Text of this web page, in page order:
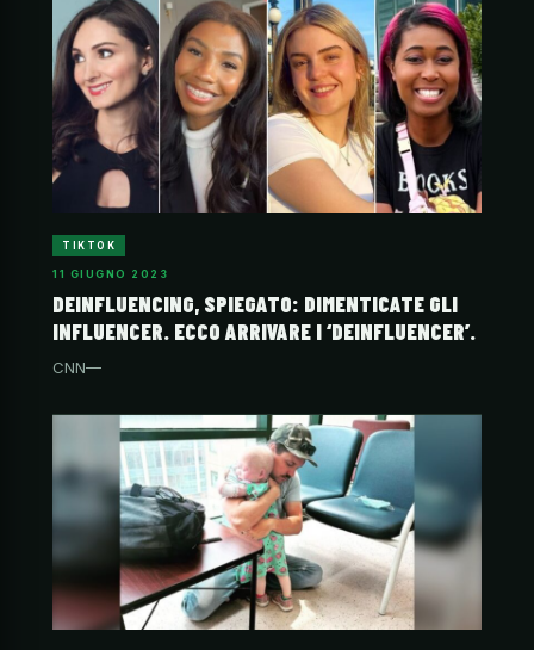
TIKTOK
11 GIUGNO 2023
DEINFLUENCING, SPIEGATO: DIMENTICATE GLI
INFLUENCER. ECCO ARRIVARE I ‘DEINFLUENCER’.
CNN—